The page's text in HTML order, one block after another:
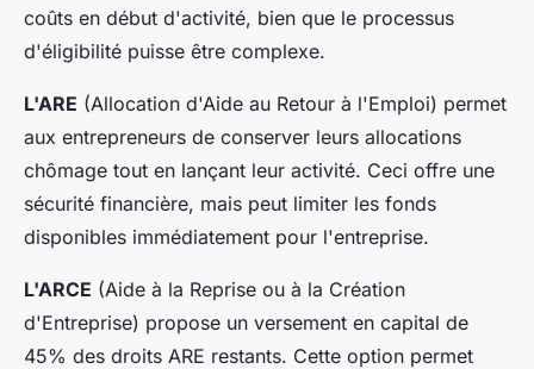
coûts en début d'activité, bien que le processus
d'éligibilité puisse être complexe.
L'ARE (Allocation d'Aide au Retour à l'Emploi) permet
aux entrepreneurs de conserver leurs allocations
chômage tout en lançant leur activité. Ceci offre une
sécurité financière, mais peut limiter les fonds
disponibles immédiatement pour l'entreprise.
L'ARCE (Aide à la Reprise ou à la Création
d'Entreprise) propose un versement en capital de
45% des droits ARE restants. Cette option permet